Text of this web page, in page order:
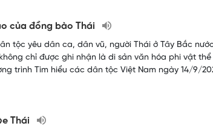
của đồng bào Thái
tộc yêu dân ca, dân vũ, người Thái ở Tây Bắc
chỉ được ghi nhận là di sản văn hóa phi vật
trình Tìm hiểu các dân tộc Việt Nam ngày 14/9/
Thái